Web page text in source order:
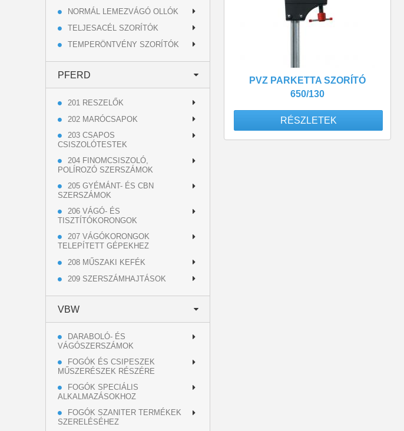
NORMÁL LEMEZVÁGÓ OLLÓK
TELJESACÉL SZORÍTÓK
TEMPERÖNTVÉNY SZORÍTÓK
PFERD
201 RESZELŐK
202 MARÓCSAPOK
203 CSAPOS
CSISZOLÓTESTEK
204 FINOMCSISZOLÓ,
POLÍROZÓ SZERSZÁMOK
205 GYÉMÁNT- ÉS CBN
SZERSZÁMOK
206 VÁGÓ- ÉS
TISZTÍTÓKORONGOK
207 VÁGÓKORONGOK
TELEPÍTETT GÉPEKHEZ
208 MŰSZAKI KEFÉK
209 SZERSZÁMHAJTÁSOK
VBW
DARABOLÓ- ÉS
VÁGÓSZERSZÁMOK
FOGÓK ÉS CSIPESZEK
MŰSZERÉSZEK RÉSZÉRE
FOGÓK SPECIÁLIS
ALKALMAZÁSOKHOZ
FOGÓK SZANITER TERMÉKEK
SZERELÉSÉHEZ
PVZ PARKETTA SZORÍTÓ
650/130
RÉSZLETEK